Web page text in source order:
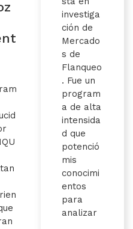
investiga
ción de
Mercado
s de
Flanqueo
. Fue un
program
a de alta
intensida
d que
potenció
mis
conocimi
entos
para
analizar